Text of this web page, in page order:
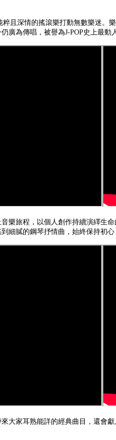
粹且深情的搖滾樂打動無數樂迷
廣為傳唱，被譽為J-POP史上最動
樂旅程，以個人創作持續演繹生
細膩的鋼琴抒情曲，始終保持初心
大家耳熟能詳的經典曲目，還會